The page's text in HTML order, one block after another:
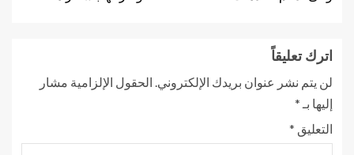
اترك تعليقاً
لن يتم نشر عنوان بريدك الإلكتروني. الحقول الإلزامية مشار
إليها بـ *
التعليق *